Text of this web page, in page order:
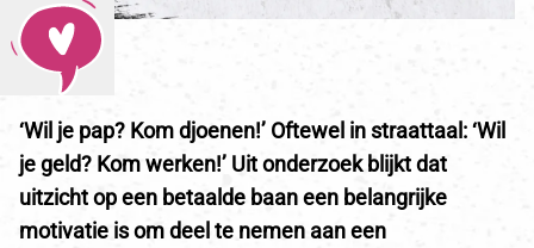
‘Wil je pap? Kom djoenen!’ Oftewel in straattaal: ‘Wil
je geld? Kom werken!’ Uit onderzoek blijkt dat
uitzicht op een betaalde baan een belangrijke
motivatie is om deel te nemen aan een